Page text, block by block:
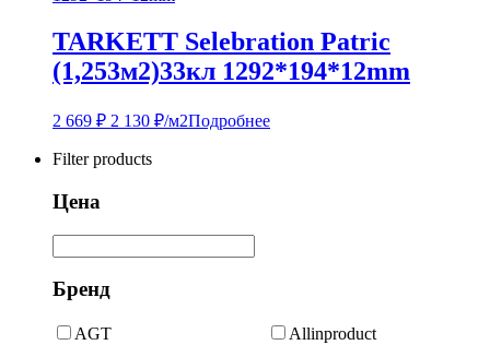
TARKETT Selebration Patric
(1,253м2)33кл 1292*194*12mm
2 669 ₽ 2 130 ₽/м2Подробнее
Filter products
Цена
Бренд
AGT
Allinproduct